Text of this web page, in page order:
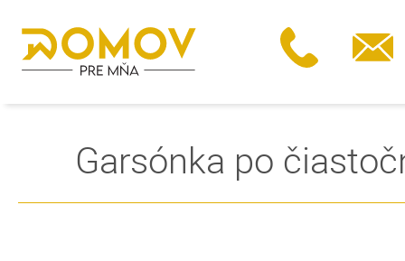
Garsónka po